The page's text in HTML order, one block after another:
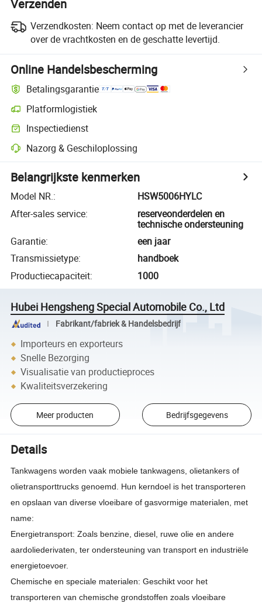
Verzenden
Verzendkosten: Neem contact op met de leverancier
over de vrachtkosten en de geschatte levertijd.
Online Handelsbescherming
Betalingsgarantie
Platformlogistiek
Inspectiedienst
Nazorg & Geschiloplossing
Belangrijkste kenmerken
Model NR.:
HSW5006HYLC
After-sales service:
reserveonderdelen en
technische ondersteuning
Garantie:
een jaar
Transmissietype:
handboek
Productiecapaciteit: 1000
Hubei Hengsheng Special Automobile Co., Ltd
Fabrikant/fabriek & Handelsbedrijf
Importeurs en exporteurs
Snelle Bezorging
Visualisatie van productieproces
Kwaliteitsverzekering
Meer producten Bedrijfsgegevens
Details
Tankwagens worden vaak mobiele tankwagens, olietankers of
olietransporttrucks genoemd. Hun kerndoel is het transporteren
en opslaan van diverse vloeibare of gasvormige materialen, met
name:
Energietransport: Zoals benzine, diesel, ruwe olie en andere
aardoliederivaten, ter ondersteuning van transport en industriële
energietoevoer.
Chemische en speciale materialen: Geschikt voor het
transporteren van chemische grondstoffen zoals vloeibare